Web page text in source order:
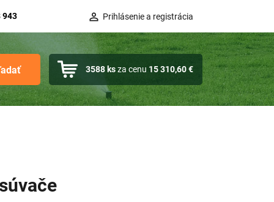
943 Prihlásenie a registrácia
3588ksza cenu 15 310,60 €